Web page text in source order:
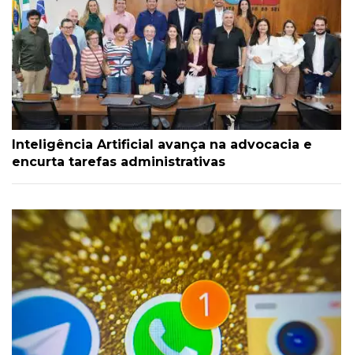
Inteligência Artificial avança na advocacia e
encurta tarefas administrativas